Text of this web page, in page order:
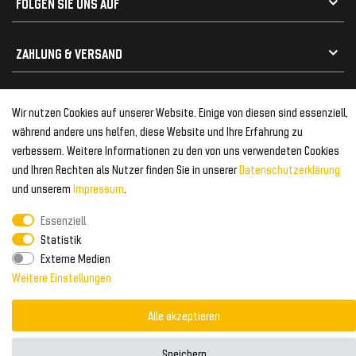
Wir nutzen Cookies auf unserer Website. Einige von diesen sind essenziell,
während andere uns helfen, diese Website und Ihre Erfahrung zu
verbessern. Weitere Informationen zu den von uns verwendeten Cookies
und Ihren Rechten als Nutzer finden Sie in unsererDaten­schutz­erklärung
und unserem Impressum.
Essenziell
Statistik
Externe Medien
Weitere Einstellungen
Alle akzeptieren
Kühlergrill
Rückleuchten
ZAHLUNG & VERSAND
Zahlungsanbieter
Versand & Zahlung
WELTWEITER VERSAND
© 2026 Tuning Fanatics Powered by